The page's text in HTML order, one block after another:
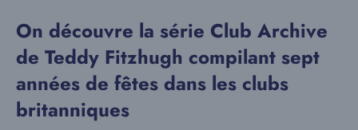
On découvre la série Club Archive
de Teddy Fitzhugh compilant sept
années de fêtes dans les clubs
britanniques